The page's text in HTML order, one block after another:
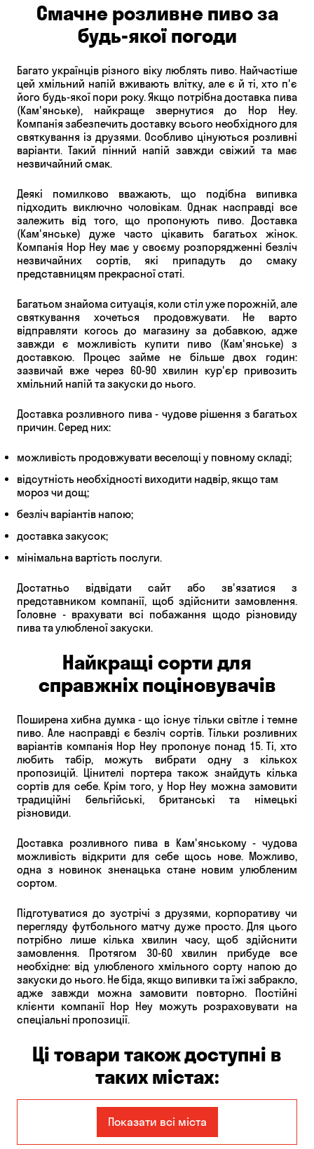
Смачне розливне пиво за
будь-якої погоди
Багато українців різного віку люблять пиво. Найчастіше
цей хмільний напій вживають влітку, але є й ті, хто п'є
його будь-якої пори року. Якщо потрібна доставка пива
(Кам'янське), найкраще звернутися до Hop Hey.
Компанія забезпечить доставку всього необхідного для
святкування із друзями. Особливо цінуються розливні
варіанти. Такий пінний напій завжди свіжий та має
незвичайний смак.
Деякі помилково вважають, що подібна випивка
підходить виключно чоловікам. Однак насправді все
залежить від того, що пропонують пиво. Доставка
(Кам'янське) дуже часто цікавить багатьох жінок.
Компанія Hop Hey має у своєму розпорядженні безліч
незвичайних сортів, які припадуть до смаку
представницям прекрасної статі.
Багатьом знайома ситуація, коли стіл уже порожній, але
святкування хочеться продовжувати. Не варто
відправляти когось до магазину за добавкою, адже
завжди є можливість купити пиво (Кам'янське) з
доставкою. Процес займе не більше двох годин:
зазвичай вже через 60-90 хвилин кур'єр привозить
хмільний напій та закуски до нього.
Доставка розливного пива - чудове рішення з багатьох
причин. Серед них:
можливість продовжувати веселощі у повному складі;
відсутність необхідності виходити надвір, якщо там
мороз чи дощ;
безліч варіантів напою;
доставка закусок;
мінімальна вартість послуги.
Достатньо відвідати сайт або зв'язатися з
представником компанії, щоб здійснити замовлення.
Головне - врахувати всі побажання щодо різновиду
пива та улюбленої закуски.
Найкращі сорти для
справжніх поціновувачів
Поширена хибна думка - що існує тільки світле і темне
пиво. Але насправді є безліч сортів. Тільки розливних
варіантів компанія Hop Hey пропонує понад 15. Ті, хто
любить табір, можуть вибрати одну з кількох
пропозицій. Цінителі портера також знайдуть кілька
сортів для себе. Крім того, у Hop Hey можна замовити
традиційні бельгійські, британські та німецькі
різновиди.
Доставка розливного пива в Кам'янському - чудова
можливість відкрити для себе щось нове. Можливо,
одна з новинок зненацька стане новим улюбленим
сортом.
Підготуватися до зустрічі з друзями, корпоративу чи
перегляду футбольного матчу дуже просто. Для цього
потрібно лише кілька хвилин часу, щоб здійснити
замовлення. Протягом 30-60 хвилин прибуде все
необхідне: від улюбленого хмільного сорту напою до
закуски до нього. Не біда, якщо випивки та їжі забракло,
адже завжди можна замовити повторно. Постійні
клієнти компанії Hop Hey можуть розраховувати на
спеціальні пропозиції.
Ці товари також доступні в
таких містах:
Єлизаветівка
Авангард Бабурка
Показати всі міста